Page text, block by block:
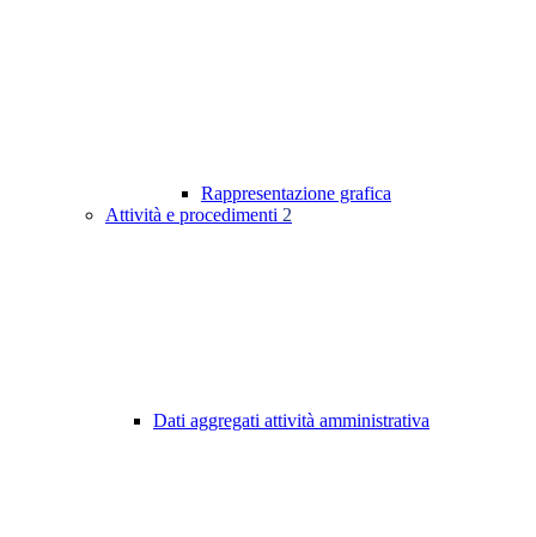
Rappresentazione grafica
Attività e procedimenti 2
Dati aggregati attività amministrativa